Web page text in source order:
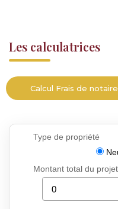
Les calculatrices
Calcul Frais de notaire